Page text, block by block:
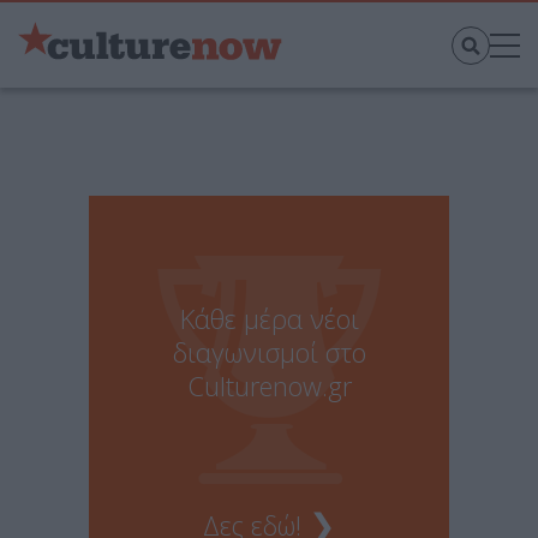
Κάθε μέρα νέοι
διαγωνισμοί στο
Culturenow.gr
Δες εδώ! ❯